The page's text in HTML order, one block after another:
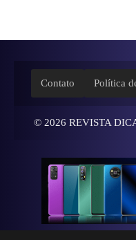
Contato Política
© 2026 REVISTA